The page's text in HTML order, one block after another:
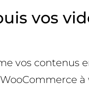
vos
vos contenus
à